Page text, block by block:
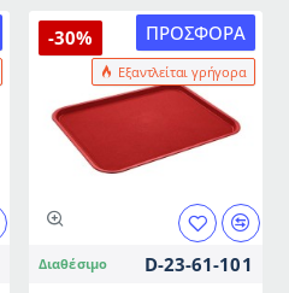
ΠΡΟΣΦΟΡΆ
Εξαντλείται γρήγορα
-30%
Διαθέσιμο D-23-61-101